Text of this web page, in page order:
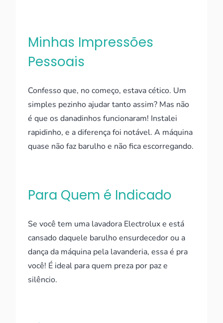
Minhas Impressões
Pessoais
Confesso que, no começo, estava cético. Um
simples pezinho ajudar tanto assim? Mas não
é que os danadinhos funcionaram! Instalei
rapidinho, e a diferença foi notável. A máquina
quase não faz barulho e não fica escorregando.
Para Quem é Indicado
Se você tem uma lavadora Electrolux e está
cansado daquele barulho ensurdecedor ou a
dança da máquina pela lavanderia, essa é pra
você! É ideal para quem preza por paz e
silêncio.